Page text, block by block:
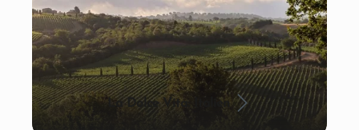
La Dolce Vita: Italien